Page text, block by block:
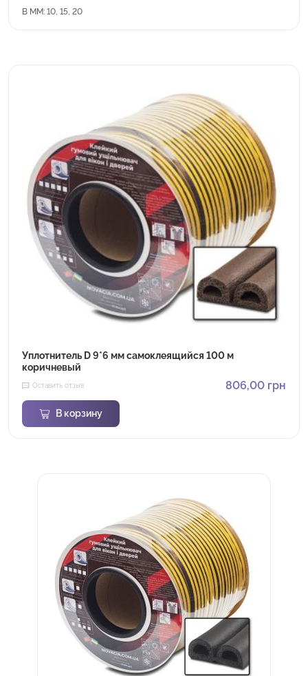
B MM: 10, 15, 20
Уплотнитель D 9*6 мм самоклеящийся 100 м
коричневый
Оставить отзыв 806,00 грн
В корзину